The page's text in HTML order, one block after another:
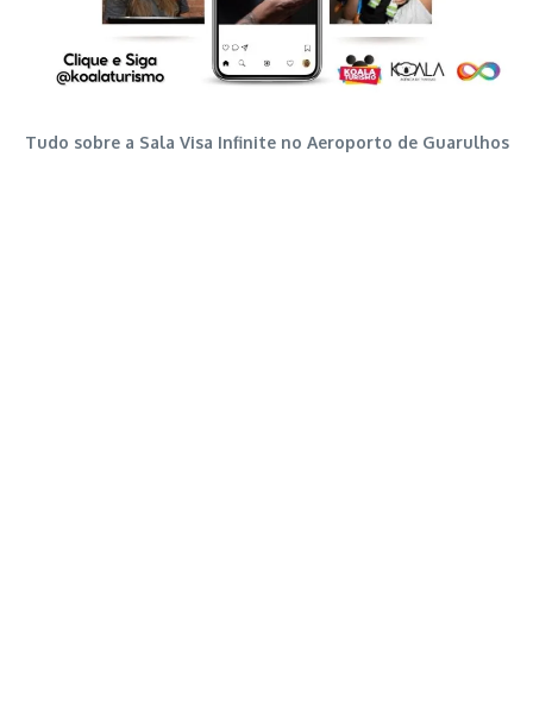
Tudo sobre a Sala Visa Infinite no Aeroporto de Guarulhos